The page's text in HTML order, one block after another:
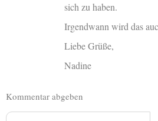
sich zu haben.
Irgendwann wird das
Liebe Grüße,
Nadine
Kommentar abgeben